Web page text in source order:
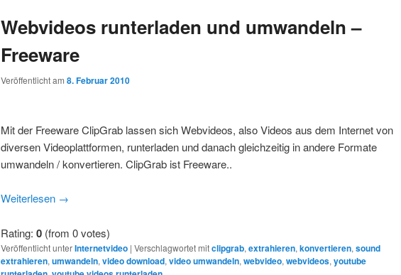
Webvideos runterladen und umwandeln –
Freeware
Veröffentlicht am 8. Februar 2010
Mit der Freeware ClipGrab lassen sich Webvideos, also Videos aus dem Internet von
diversen Videoplattformen, runterladen und danach gleichzeitig in andere Formate
umwandeln / konvertieren. ClipGrab ist Freeware..
Weiterlesen →
Rating: 0 (from 0 votes)
Veröffentlicht unterInternetvideo | Verschlagwortet mitclipgrab, extrahieren, konvertieren, sound
extrahieren, umwandeln, video download, video umwandeln, webvideo, webvideos, youtube